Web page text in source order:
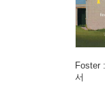
Foster
서